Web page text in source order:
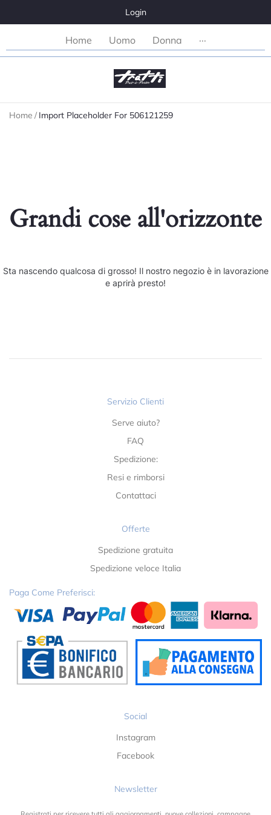
Login
Home Uomo Donna ···
Home / Import Placeholder For 506121259
Grandi cose all'orizzonte
Sta nascendo qualcosa di grosso! Il nostro negozio è in lavorazione
e aprirà presto!
Servizio Clienti
Serve aiuto?
FAQ
Spedizione:
Resi e rimborsi
Contattaci
Offerte
Spedizione gratuita
Spedizione veloce Italia
Paga Come Preferisci:
Social
Instagram
Facebook
Newsletter